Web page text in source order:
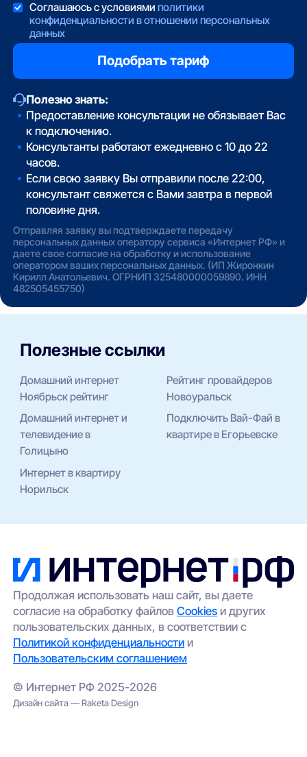
Соглашаюсь с условиями политики
конфиденциальности в отношении персональных
данных
Полезно знать:
Предоставление консультации не обязывает Вас
к подключению.
Консультанты работают ежедневно с 10 до 22
часов.
Если свою заявку Вы отправили после 22:00,
консультант свяжется с Вами завтра в первой
половине дня.
Отправляя заявку вы подтверждаете передачу
персональных данных оператору сервиса «Интернет РФ» и
даете свое согласие на обработку и использование
оператором ваших персональных данных. (ИП Жиронкин
Кирилл Анатольевич. ОГРНИП 325480000059890. ИНН
482505455750)
Полезные ссылки
Домашний интернет
Ноябрьск рейтинг
Рейтинг провайдеров
Новоуральск
Домашний интернет и
телевидение в
Голицыно
Подключить Вай-Фай в
квартире в Егорьевске
Интернет в квартиру
Норильск
Продолжая использовать наш сайт, вы даете
согласие на обработку файловCookies и других
пользовательских данных, в соответствии с
Политикой конфиденциальности и
Пользовательским соглашением
© Интернет РФ 2025-2026
Дизайн сайта — Raketa Design